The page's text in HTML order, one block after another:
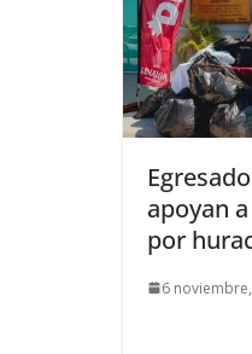
apoyan
por
6